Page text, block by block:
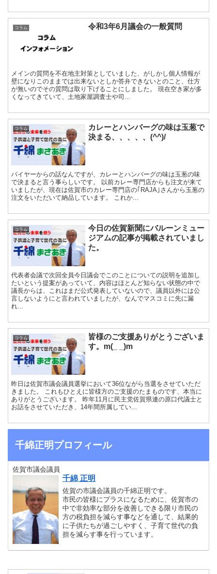
コラム 令和3年6月議会の一般質問
メインの質問を不在地主対策としていました、がしかし個人情報が
壁になりこのままでは出来ないとしか答弁できないとのこと、仕方
が無いのでその質問は取り下げることにしました。 現在空き家が多
くなってきていて、土地家屋調査士や司...
コラム
カレーとハンバーグの味は玉葱で
決まる、、、、、(^^)/
バイヤーからの話なんですが、カレーとハンバーグの味は玉葱の味
で決まると言う事らしいです。 以前カレー専門店からも注文が来て
いましたが、現在は佐賀市のカレー専門店の｢RAJA｣さんから玉葱の
注文をいただいて納品しています。 これか...
コラム
今日の佐賀新聞にバルーンミュー
ジアムの記事が掲載されていまし
た。
代表者会議で次回全員今日議会でこのことについての説明を追加し
たいという提案があっていて、内容はほとんど知らない状態の中で
議長からは、これはまだ公式発表していないので、議員以外には公
言しないようにと言われていましたが、なんでマスコミに先に漏
れ...
コラム
皆様のご支援ありがとうございま
す。m(_ _)m
昨日は佐賀市議会議員選挙において36位ながら当選をさせていただ
きました。 これもひとえに皆様方のご支援のたまものです、本当に
ありがとうございます。 昨年11月に民主党佐賀県連の原口代議士と
お話をさせていただき、14年間所属してい...
千綿正明プロフィール
佐賀市議会議員
千綿 正明
佐賀の市議会議員の千綿正明です。
市民の皆様にプラスになるために、佐賀市の
中で非効率な部分を改善しできる限り市民の
方の税負担を減らす事などを通して、結果的
に子供たちが過ごしやすく、子育て世代の負
担を減らす事を行っています。